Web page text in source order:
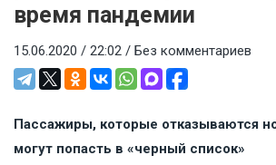
время пандемии
15.06.2020 / 22:02 / Без комментариев
Пассажиры, которые отказываются
могут попасть в «черный список»